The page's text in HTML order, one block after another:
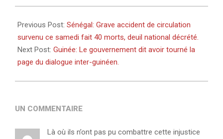
01-
11
Previous Post: Sénégal: Grave accident de circulation
survenu ce samedi fait 40 morts, deuil national décrété.
Next Post: Guinée: Le gouvernement dit avoir tourné la
page du dialogue inter-guinéen.
UN COMMENTAIRE
Là où ils n’ont pas pu combattre cette injustice